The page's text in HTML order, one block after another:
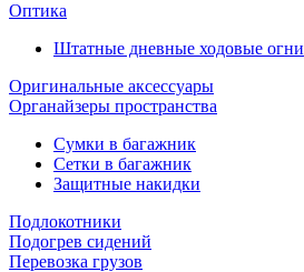
Оптика
Штатные дневные ходовые огни
Оригинальные аксессуары
Органайзеры пространства
Сумки в багажник
Сетки в багажник
Защитные накидки
Подлокотники
Подогрев сидений
Перевозка грузов